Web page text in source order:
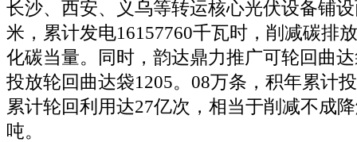
长沙、西安、义乌等转运核心光伏设备铺
米，累计发电16157760千瓦时，削减碳排
化碳当量。同时，韵达鼎力推广可轮回曲
投放轮回曲达袋1205。08万条，积年累计
累计轮回利用达27亿次，相当于削减不成
吨。